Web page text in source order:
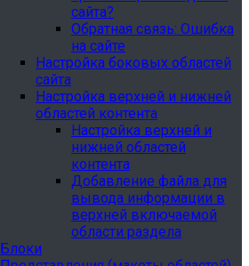
сайта?
Обратная связь: Ошибка
на сайте
Настройка боковых областей
сайта
Настройка верхней и нижней
областей контента
Настройка верхней и
нижней областей
контента
Добавление файла для
вывода информации в
верхней включаемой
области раздела
Блоки